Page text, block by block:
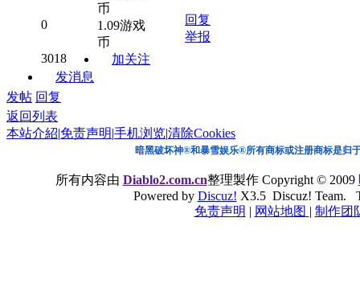
币
0
1.09游戏
币
3018
加关注
发消息
回复
举报
发帖 回复
返回列表
本站介紹|免责声明|手机浏览|清除Cookies
暗黑破坏神®和暴雪娱乐®所有商标或注册商标是归
所有内容由 Diablo2.com.cn整理製作 Copyright © 2009
Powered by Discuz! X3.5 Discuz! Team.
免责声明 | 网站地图 | 制作团